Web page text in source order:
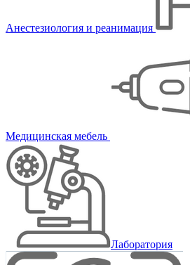
Анестезиология и реанимация
Медицинская мебель
Лаборатория